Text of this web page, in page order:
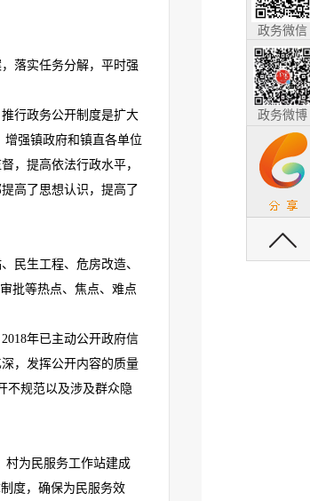
落实任务分解，平时强
行政务公开制度是扩大
增强镇政府和镇直各单位
，提高依法行政水平，
高了思想认识，提高了
民生工程、危房改造、
批等热点、焦点、难点
2018年已主动公开政府信
，发挥公开内容的质量
不规范以及涉及群众隐
村为民服务工作站建成
度，确保为民服务效
政务微信
政务微博